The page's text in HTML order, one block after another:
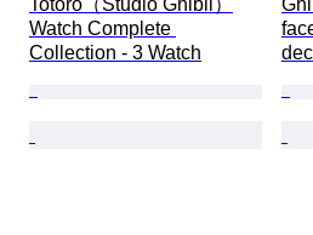
Totoro（Studio Ghibli）
Watch Complete
Collection - 3 Watch